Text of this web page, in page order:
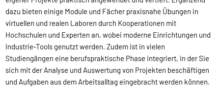
dazu bieten einige Module und Fächer praxisnahe Übungen in
virtuellen und realen Laboren durch Kooperationen mit
Hochschulen und Experten an, wobei moderne Einrichtungen und
Industrie-Tools genutzt werden. Zudem ist in vielen
Studiengängen eine berufspraktische Phase integriert, in der Sie
sich mit der Analyse und Auswertung von Projekten beschäftigen
und Aufgaben aus dem Arbeitsalltag eingebracht werden können.